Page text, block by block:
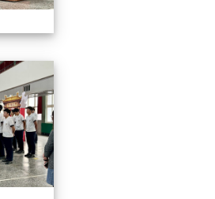
2026/01/07會考誓師活